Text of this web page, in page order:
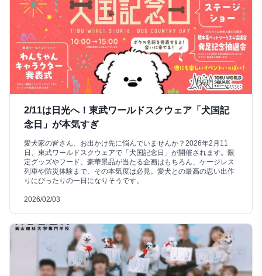
2/11は日光へ！東武ワールドスクウェア「犬国記
念日」が本気すぎ
愛犬家の皆さん、お出かけ先に悩んでいませんか？2026年2月11
日、東武ワールドスクウェアで「犬国記念日」が開催されます。限
定グッズやフード、豪華景品が当たる企画はもちろん、ケージレス
列車や防災体験まで、その本気度は必見。愛犬との最高の思い出作
りにぴったりの一日になりそうです。
2026/02/03